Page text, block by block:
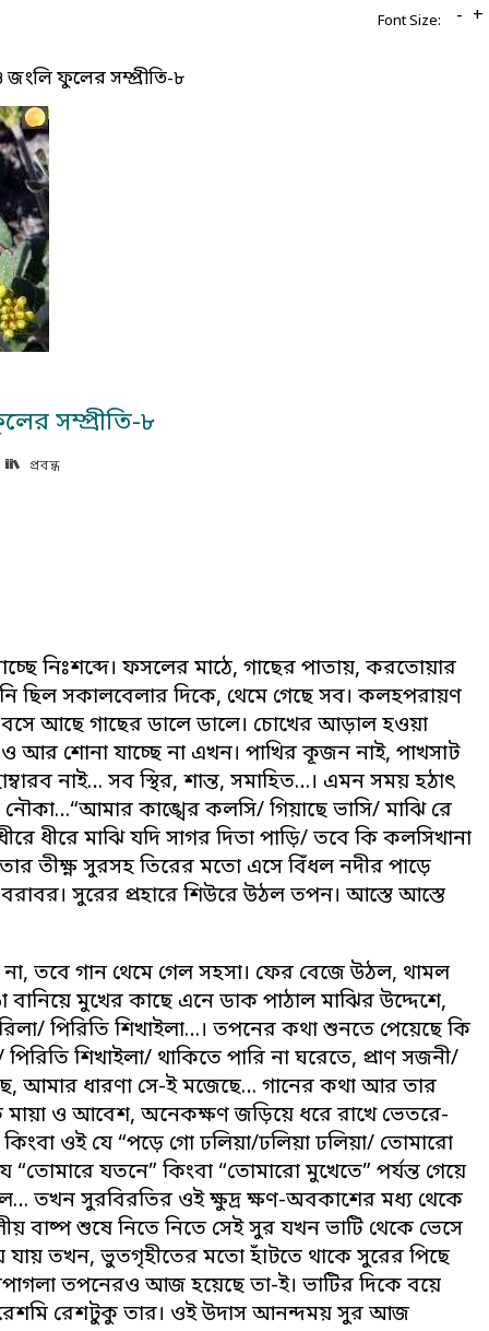
জংলি ফুলের সম্প্রীতি-৮
সম্প্রীতি-৮
প্রবন্ধ
নিঃশব্দে। ফসলের মাঠে, গাছের পাতায়, করতোয়ার
ছিল সকালবেলার দিকে, থেমে গেছে সব। কলহপরায়ণ
আছে গাছের ডালে ডালে। চোখের আড়াল হওয়া
আর শোনা যাচ্ছে না এখন। পাখির কূজন নাই, পাখসাট
নাই… সব স্থির, শান্ত, সমাহিত…। এমন সময় হঠাৎ
কাঙ্খের কলসি/ গিয়াছে ভাসি/ মাঝি রে
ধীরে মাঝি যদি সাগর দিতা পাড়ি/ তবে কি কলসিখানা
তীক্ষ্ণ সুরসহ তিরের মতো এসে বিঁধল নদীর পাড়ে
সুরের প্রহারে শিউরে উঠল তপন। আস্তে আস্তে
না, তবে গান থেমে গেল সহসা। ফের বেজে উঠল, থামল
মুখের কাছে এনে ডাক পাঠাল মাঝির উদ্দেশে,
পিরিতি শিখাইলা…। তপনের কথা শুনতে পেয়েছে কি
শিখাইলা/ থাকিতে পারি না ঘরেতে, প্রাণ সজনী/
আমার ধারণা সে-ই মজেছে… গানের কথা আর তার
ও আবেশ, অনেকক্ষণ জড়িয়ে ধরে রাখে ভেতরে-
ওই যে “পড়ে গো ঢলিয়া/ঢলিয়া ঢলিয়া/ তোমারো
যতনে” কিংবা “তোমারো মুখেতে” পর্যন্ত গেয়ে
তখন সুরবিরতির ওই ক্ষুদ্র ক্ষণ-অবকাশের মধ্য থেকে
শুষে নিতে নিতে সেই সুর যখন ভাটি থেকে ভেসে
তখন, ভুতগৃহীতের মতো হাঁটতে থাকে সুরের পিছে
তপনেরও আজ হয়েছে তা-ই। ভাটির দিকে বয়ে
রেশমি রেশটুকু তার। ওই উদাস আনন্দময় সুর আজ
Font Size: - +